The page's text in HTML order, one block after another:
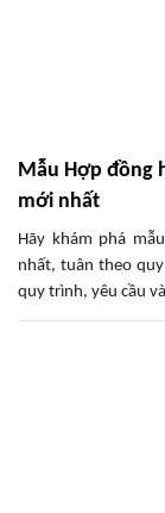
Mẫu Hợp đồng
mới nhất
Hãy khám phá
nhất, tuân theo
quy trình, yêu cầu